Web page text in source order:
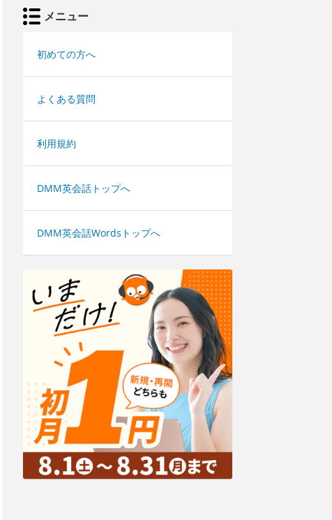
メニュー
初めての方へ
よくある質問
利用規約
DMM英会話トップへ
DMM英会話Wordsトップへ